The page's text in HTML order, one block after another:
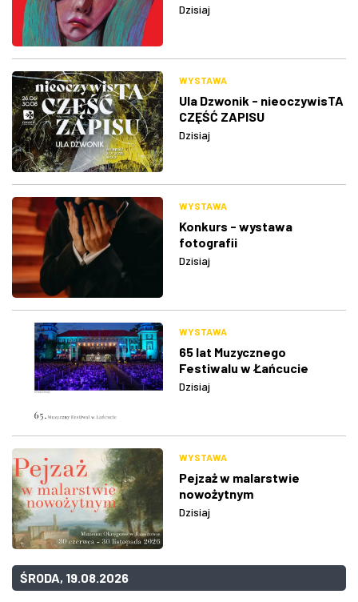
Dzisiaj
WYSTAWA
Ula Dzwonik - nieoczywisTA
CZĘŚĆ ZAPISU
Dzisiaj
WYSTAWA
Konkurs - wystawa
fotografii
Dzisiaj
WYSTAWA
65 lat Muzycznego
Festiwalu w Łańcucie
Dzisiaj
WYSTAWA
Pejzaż w malarstwie
nowożytnym
Dzisiaj
ŚRODA, 19.08.2026